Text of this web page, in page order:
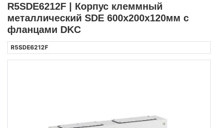
R5SDE6212F | Корпус клеммный
металлический SDE 600х200х120мм с
фланцами DKC
R5SDE6212F